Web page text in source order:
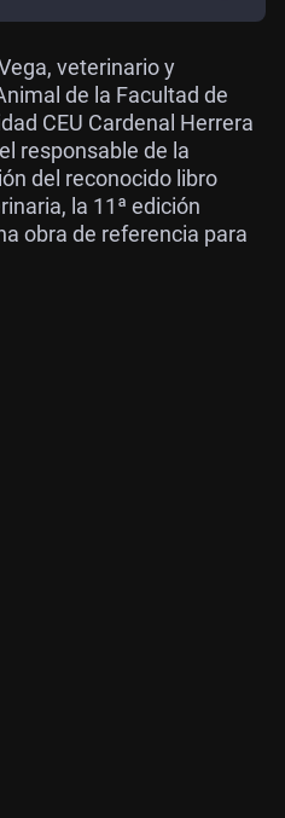
veterinario y
de la Facultad de
CEU Cardenal Herrera
responsable de la
del reconocido libro
la 11ª edición
obra de referencia para